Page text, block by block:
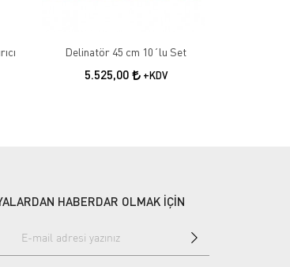
Delinatör 45 cm 10´lu Set
5.525,00 +KDV
HABERDAR OLMAK İÇİN